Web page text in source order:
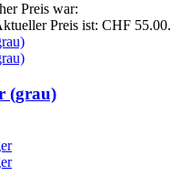
Preis war:
Preis ist: CHF 55.00.
(grau)